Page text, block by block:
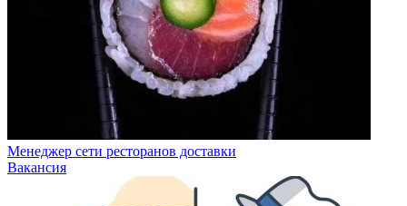
Менеджер сети ресторанов доставки
Вакансия